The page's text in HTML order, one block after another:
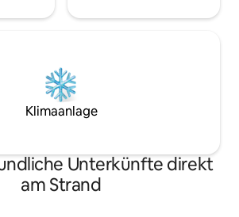
Klimaanlage
Unterkünfte direkt
am Strand